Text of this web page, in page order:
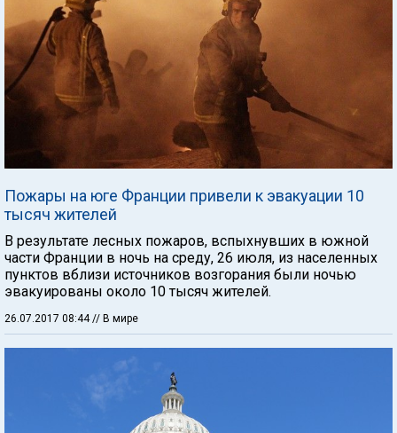
Пожары на юге Франции привели к эвакуации 10
тысяч жителей
В результате лесных пожаров, вспыхнувших в южной
части Франции в ночь на среду, 26 июля, из населенных
пунктов вблизи источников возгорания были ночью
эвакуированы около 10 тысяч жителей.
26.07.2017 08:44// В мире